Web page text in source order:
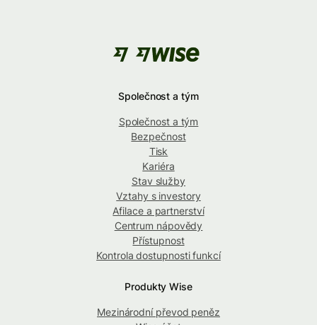
Společnost a tým
Společnost a tým
Bezpečnost
Tisk
Kariéra
Stav služby
Vztahy s investory
Afilace a partnerství
Centrum nápovědy
Přístupnost
Kontrola dostupnosti funkcí
Produkty Wise
Mezinárodní převod peněz